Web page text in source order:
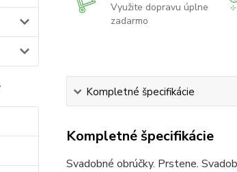
Využite dopravu úplne
zadarmo
Kompletné špecifikácie
Kompletné špecifikácie
Svadobné obrúčky. Prstene.